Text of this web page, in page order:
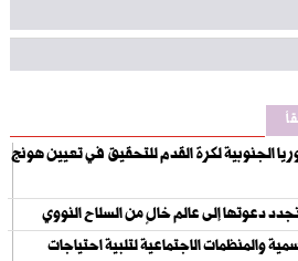
الجنوبية لكرة القدم للتحقيق في تعيين هونج
دعوتها إلى عالم خالٍ من السلاح النووي
والمنظمات الاجتماعية لتلبية احتياجات